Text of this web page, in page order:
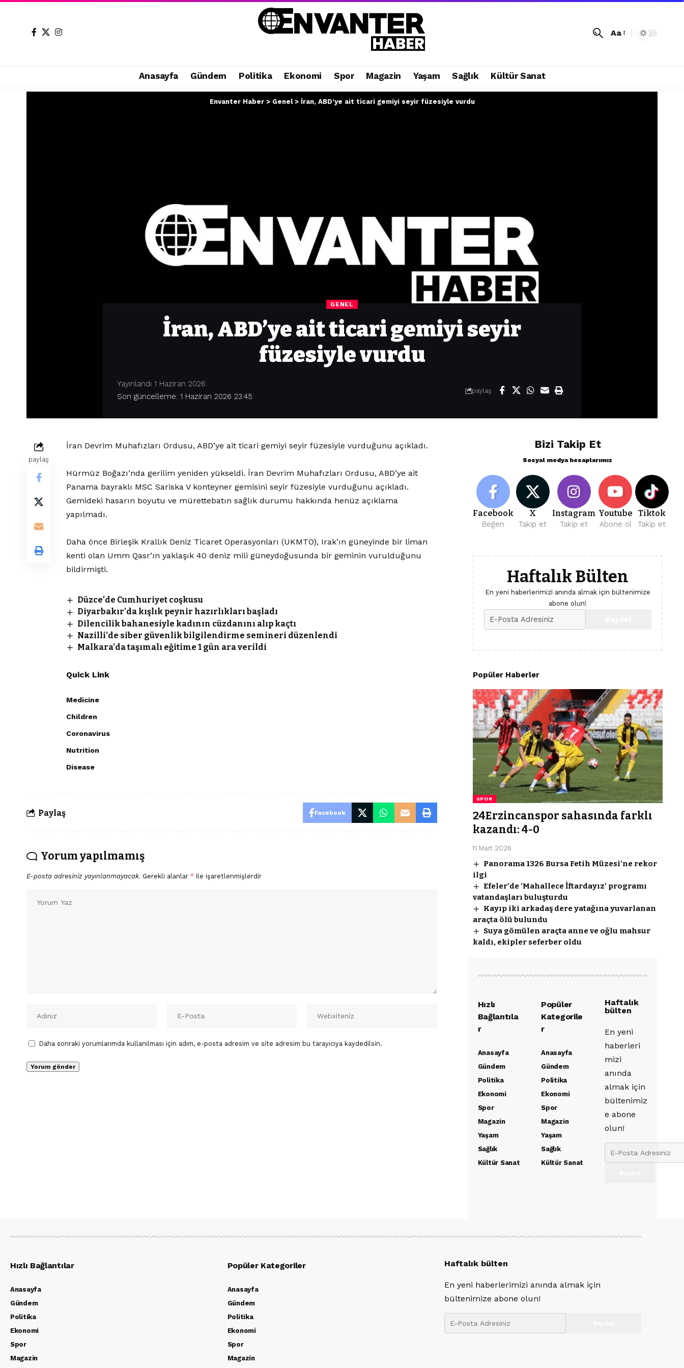
Aa
Anasayfa Gündem Politika Ekonomi Spor Magazin Yaşam Sağlık Kültür Sanat
Envanter Haber> Genel> İran, ABD’ye ait ticari gemiyi seyir füzesiyle vurdu
GENEL
İran, ABD’ye ait ticari gemiyi seyir
füzesiyle vurdu
Son güncelleme: 1 Haziran 2026 23:45
Yayınlandı 1 Haziran 2026
paylaş
paylaş
İran Devrim Muhafızları Ordusu, ABD’ye ait ticari gemiyi seyir füzesiyle vurduğunu açıkladı.
Hürmüz Boğazı’nda gerilim yeniden yükseldi. İran Devrim Muhafızları Ordusu, ABD’ye ait
Panama bayraklı MSC Sariska V konteyner gemisini seyir füzesiyle vurduğunu açıkladı.
Gemideki hasarın boyutu ve mürettebatın sağlık durumu hakkında henüz açıklama
yapılmadı.
Daha önce Birleşik Krallık Deniz Ticaret Operasyonları (UKMTO), Irak’ın güneyinde bir liman
kenti olan Umm Qasr’ın yaklaşık 40 deniz mili güneydoğusunda bir geminin vurulduğunu
bildirmişti.
Düzce’de Cumhuriyet coşkusu
Diyarbakır’da kışlık peynir hazırlıkları başladı
Dilencilik bahanesiyle kadının cüzdanını alıp kaçtı
Nazilli’de siber güvenlik bilgilendirme semineri düzenlendi
Malkara’da taşımalı eğitime 1 gün ara verildi
Quick Link
Medicine
Children
Coronavirus
Nutrition
Disease
Paylaş Facebook
Yorum yapılmamış
E-posta adresiniz yayınlanmayacak. Gerekli alanlar * ile işaretlenmişlerdir
Daha sonraki yorumlarımda kullanılması için adım, e-posta adresim ve site adresim bu tarayıcıya kaydedilsin.
Bizi Takip Et
Sosyal medya hesaplarımız
Facebook
Beğen
X
Takip et
Instagram
Takip et
Youtube
Abone ol
Tiktok
Takip et
Haftalık Bülten
En yeni haberlerimizi anında almak için bültenimize
abone olun!
Popüler Haberler
SPOR
24Erzincanspor sahasında farklı
kazandı: 4-0
11 Mart 2026
Panorama 1326 Bursa Fetih Müzesi’ne rekor
ilgi
Efeler’de ’Mahallece İftardayız’ programı
vatandaşları buluşturdu
Kayıp iki arkadaş dere yatağına yuvarlanan
araçta ölü bulundu
Suya gömülen araçta anne ve oğlu mahsur
kaldı, ekipler seferber oldu
Hızlı
Bağlantıla
r
Anasayfa
Gündem
Politika
Ekonomi
Spor
Magazin
Yaşam
Sağlık
Kültür Sanat
Popüler
Kategorile
r
Anasayfa
Gündem
Politika
Ekonomi
Spor
Magazin
Yaşam
Sağlık
Kültür Sanat
Haftalık
bülten
En yeni
haberleri
mizi
anında
almak için
bültenimiz
e abone
olun!
Hızlı Bağlantılar
Anasayfa
Gündem
Politika
Ekonomi
Spor
Magazin
Popüler Kategoriler
Anasayfa
Gündem
Politika
Ekonomi
Spor
Magazin
Haftalık bülten
En yeni haberlerimizi anında almak için
bültenimize abone olun!